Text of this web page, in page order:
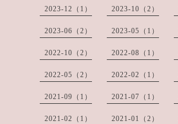
2023-12（1） 2023-10（2）
2023-06（2） 2023-05（1）
2022-10（2） 2022-08（1）
2022-05（2） 2022-02（1）
2021-09（1） 2021-07（1）
2021-02（1） 2021-01（2）